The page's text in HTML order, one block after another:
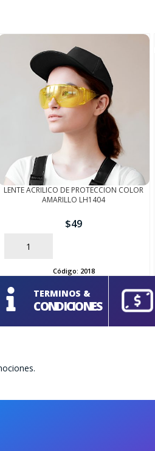
LENTE ACRILICO DE PROTECCION COLOR
AMARILLO LH1404
$49
AÑADIR
Código: 2018
TERMINOS &
CONDICIONES